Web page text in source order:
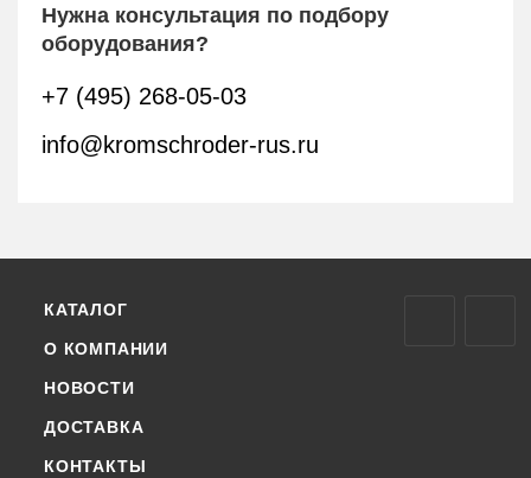
Нужна консультация по подбору
оборудования?
+7 (495) 268-05-03
info@kromschroder-rus.ru
КАТАЛОГ
О КОМПАНИИ
НОВОСТИ
ДОСТАВКА
КОНТАКТЫ